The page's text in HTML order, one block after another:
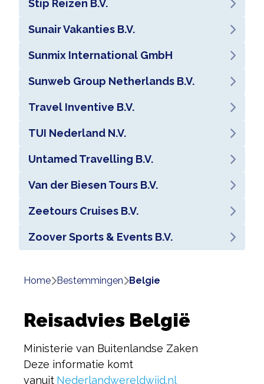
Stip Reizen B.V.
Sunair Vakanties B.V.
Sunmix International GmbH
Sunweb Group Netherlands B.V.
Travel Inventive B.V.
TUI Nederland N.V.
Untamed Travelling B.V.
Van der Biesen Tours B.V.
Zeetours Cruises B.V.
Zoover Sports & Events B.V.
Home bestemmingen belgie
Reisadvies België
Ministerie van Buitenlandse Zaken
Deze informatie komt
vanuit Nederlandwereldwijd.nl